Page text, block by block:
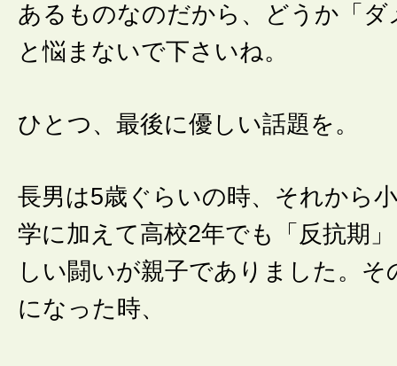
あるものなのだから、どうか「ダ
と悩まないで下さいね。
ひとつ、最後に優しい話題を。
長男は5歳ぐらいの時、それから
学に加えて高校2年でも「反抗期
しい闘いが親子でありました。そ
になった時、